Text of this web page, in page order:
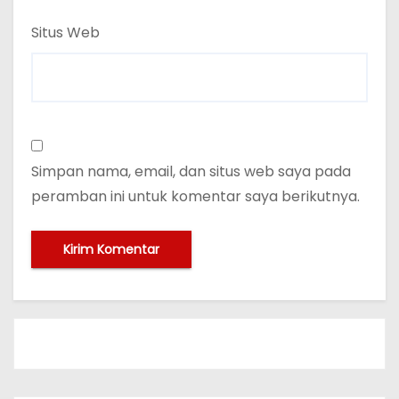
Situs Web
Simpan nama, email, dan situs web saya pada
peramban ini untuk komentar saya berikutnya.